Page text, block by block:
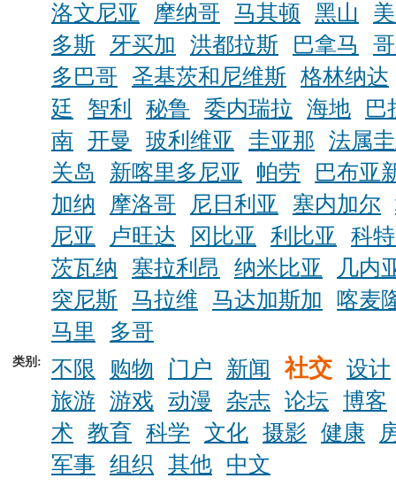
洛文尼亚
摩纳哥 马其顿 黑山
多斯
牙买加 洪都拉斯 巴拿马
多巴哥
圣基茨和尼维斯 格林纳达
廷
智利 秘鲁 委内瑞拉 海地
巴
南
开曼 玻利维亚 圭亚那
法属
关岛
新喀里多尼亚 帕劳
巴布亚
加纳
摩洛哥 尼日利亚 塞内加尔
尼亚
卢旺达 冈比亚 利比亚
科
茨瓦纳
塞拉利昂 纳米比亚
几内
突尼斯
马拉维 马达加斯加
喀麦
马里
多哥
类别: 不限 购物 门户 新闻 社交 设计
旅游
游戏 动漫 杂志 论坛 博客
术
教育 科学 文化 摄影 健康
军事
组织 其他 中文